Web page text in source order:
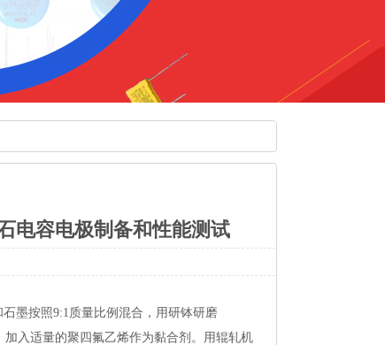
电容电极制备和性能测试
墨按照9:1质量比例混合，用研钵研磨
入适量的聚四氟乙烯作为黏合剂。用辊轧机